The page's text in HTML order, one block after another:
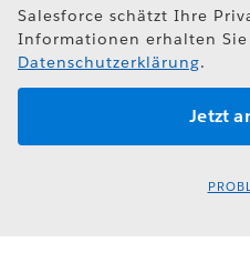
Salesforce schätzt Ihre
Informationen erhalten
Datenschutzerklärung.